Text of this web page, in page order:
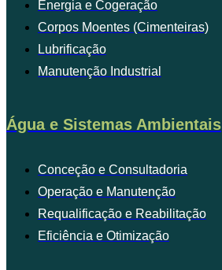
Energia e Cogeração
Corpos Moentes (Cimenteiras)
Lubrificação
Manutenção Industrial
Água e Sistemas Ambientais
Conceção e Consultadoria
Operação e Manutenção
Requalificação e Reabilitação
Eficiência e Otimização